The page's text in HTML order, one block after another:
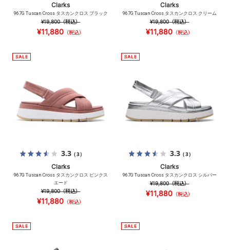
Clarks
967G Tuscan Cross タスカンクロス ブラック
¥19,800（税込）
¥11,880 （税込）
Clarks
967G Tuscan Cross タスカンクロス クリーム
¥19,800（税込）
¥11,880 （税込）
3.3（3）
Clarks
967G Tuscan Cross タスカンクロス ピンクス
エード
¥19,800（税込）
¥11,880 （税込）
3.3（3）
Clarks
967G Tuscan Cross タスカンクロス シルバー
¥19,800（税込）
¥11,880 （税込）